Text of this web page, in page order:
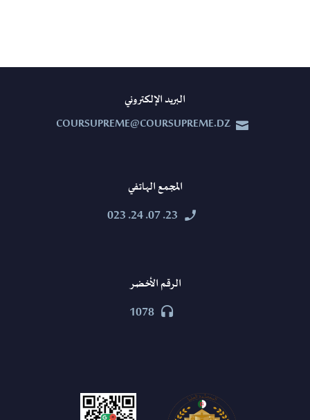
البريد الإلكتروني


COURSUPREME@COURSUPREME.DZ
المجمع الهاتفي


23. 07. 24. 023
الرقم الأخضر


1078